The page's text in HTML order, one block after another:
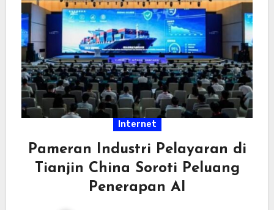
Internet
Pameran Industri Pelayaran di
Tianjin China Soroti Peluang
Penerapan AI